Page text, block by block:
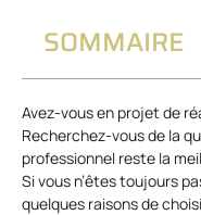
SOMMAIRE
Avez-vous en projet de
Recherchez-vous de la
professionnel reste la
Si vous n’êtes toujours
quelques raisons de